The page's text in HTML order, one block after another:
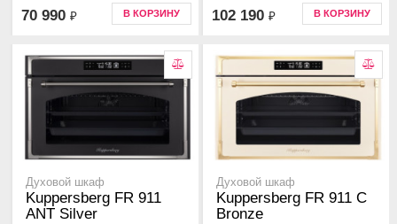
70 990 ₽ В КОРЗИНУ 102 190 ₽ В КОРЗИНУ
Духовой шкаф
Kuppersberg FR 911
ANT Silver
Духовой шкаф
Kuppersberg FR 911 С
Bronze